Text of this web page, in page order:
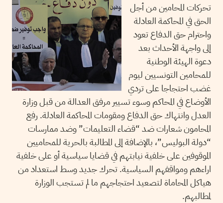
تحركات المحامين من أجل
الحق في المحاكمة العادلة
واحترام حق الدفاع تعود
إلى واجهة الأحداث بعد
دعوة الهيئة الوطنية
للمحامين التونسيين ليوم
غضب احتجاجا على تردي
الأوضاع في المحاكم وسوء تسيير مرفق العدالة من قبل وزارة
العدل وانتهاك حق الدفاع ومقومات المحاكمة العادلة. رفع
المحامون شعارات ضد “قضاء التعليمات” وضد ممارسات
“دولة البوليس”، بالإضافة إلى المطالبة بالحرية للمحاميين
الموقوفين على خلفية نيابتهم في قضايا سياسية أو على خلفية
اراءهم ومواقفهم السياسية. تحرك جديد وسط استعداد من
هياكل المحاماة لتصعيد احتجاجهم ما لم تستجب الوزارة
لمطالبهم.